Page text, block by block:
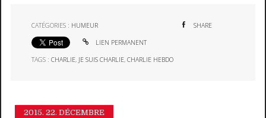
CATÉGORIES : HUMEUR SHARE
LIEN PERMANENT
TAGS :CHARLIE, JE SUIS CHARLIE,CHARLIE HEBDO
2015. 22. DÉCEMBRE